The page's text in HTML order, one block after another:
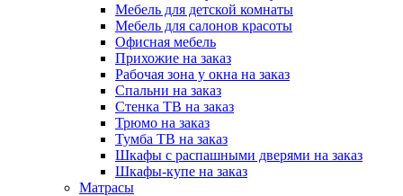
Мебель для детской комнаты
Мебель для салонов красоты
Офисная мебель
Прихожие на заказ
Рабочая зона у окна на заказ
Спальни на заказ
Стенка ТВ на заказ
Трюмо на заказ
Тумба ТВ на заказ
Шкафы с распашными дверями на заказ
Шкафы-купе на заказ
Матрасы